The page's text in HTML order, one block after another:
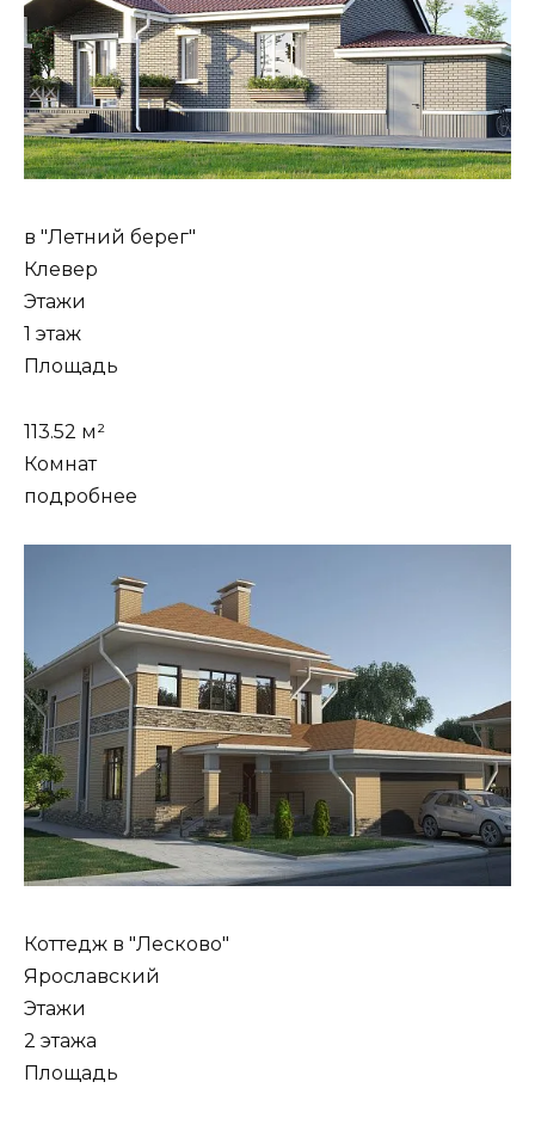
в "Летний берег"
Клевер
Этажи
1 этаж
Площадь
113.52 м²
Комнат
подробнее
Коттедж в "Лесково"
Ярославский
Этажи
2 этажа
Площадь